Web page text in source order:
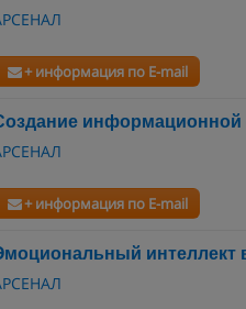
+ информация по E-mail
информационной
+ информация по E-mail
интеллект